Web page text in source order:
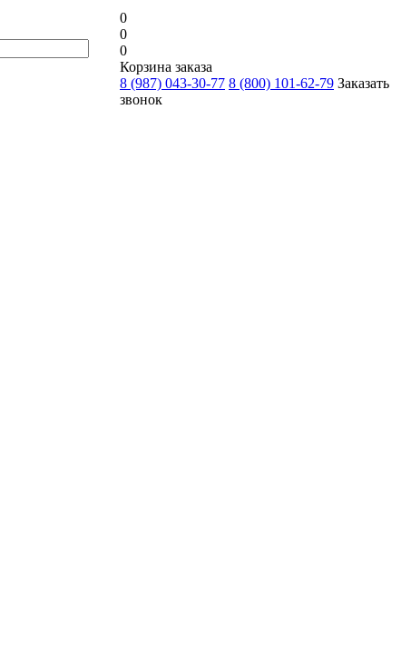
0
0
0
Корзина заказа
8 (987) 043-30-77 8 (800) 101-62-79 Заказать
звонок